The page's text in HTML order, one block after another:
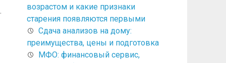
возрастом и какие признаки
старения появляются первыми
Сдача анализов на дому:
преимущества, цены и подготовка
МФО: финансовый сервис,